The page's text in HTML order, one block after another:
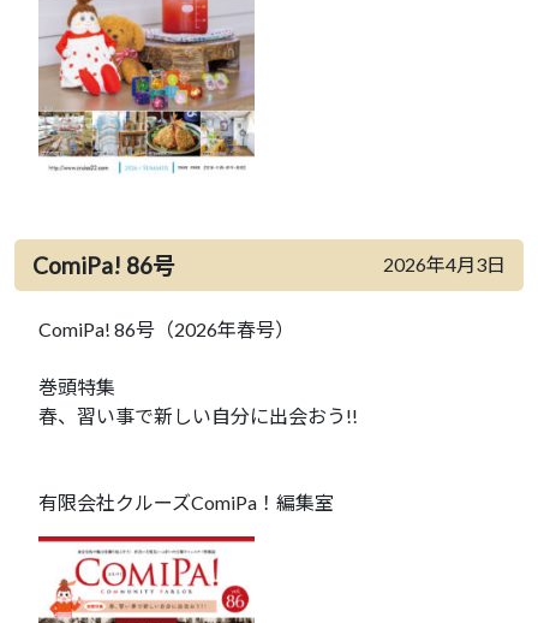
ComiPa! 86号 2026年4月3日
ComiPa! 86号（2026年春号）
巻頭特集
春、習い事で新しい自分に出会おう!!
有限会社クルーズComiPa！編集室